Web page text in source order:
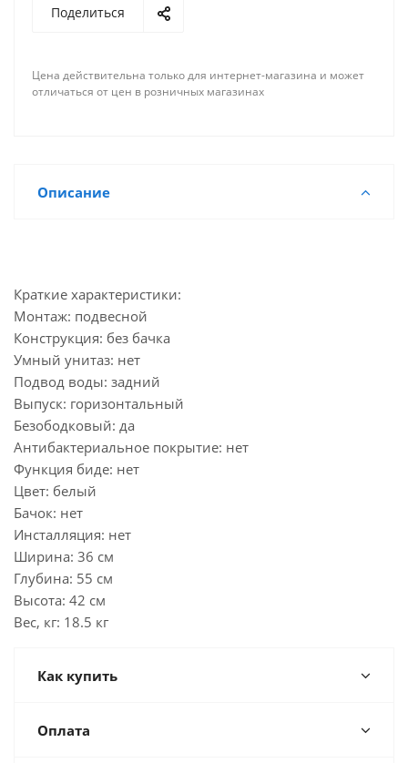
Поделиться
Цена действительна только для интернет-магазина и может
отличаться от цен в розничных магазинах
Описание
Краткие характеристики:
Монтаж: подвесной
Конструкция: без бачка
Умный унитаз: нет
Подвод воды: задний
Выпуск: горизонтальный
Безободковый: да
Антибактериальное покрытие: нет
Функция биде: нет
Цвет: белый
Бачок: нет
Инсталляция: нет
Ширина: 36 см
Глубина: 55 см
Высота: 42 см
Вес, кг: 18.5 кг
Как купить
Оплата